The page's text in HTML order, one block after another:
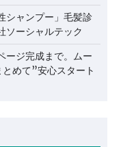
シャンプー」毛髪診
ソーシャルテック
ージ完成まで。ムー
めて”安心スタート